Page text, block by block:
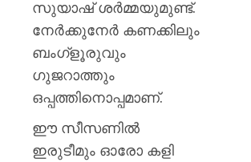
സുയാഷ് ശർമ്മയുമുണ്ട്.
നേർക്കുനേർ കണക്കിലും
ബംഗ്‌ളൂരുവും
ഗുജറാത്തും
ഒപ്പത്തിനൊപ്പമാണ്.
ഈ സീസണിൽ
ഇരുടീമും ഓരോ കളി